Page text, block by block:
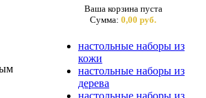
Ваша корзина пуста
Сумма: 0,00 руб.
настольные наборы из
кожи
настольные наборы из
дерева
настольные наборы из